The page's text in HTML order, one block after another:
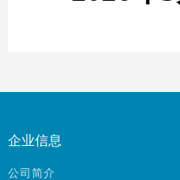
企业信息
公司简介